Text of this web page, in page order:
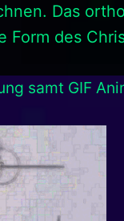
Das
Form des
samt GIF